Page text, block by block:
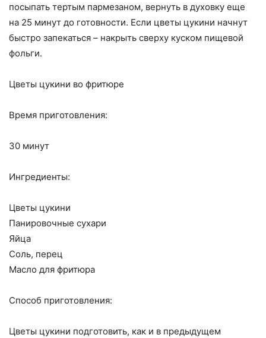
посыпать тертым пармезаном, вернуть в духовку еще
на 25 минут до готовности. Если цветы цукини начнут
быстро запекаться – накрыть сверху куском пищевой
фольги.
Цветы цукини во фритюре
Время приготовления:
30 минут
Ингредиенты:
Цветы цукини
Панировочные сухари
Яйца
Соль, перец
Масло для фритюра
Способ приготовления:
Цветы цукини подготовить, как и в предыдущем